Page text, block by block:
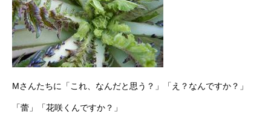
Mさんたちに「これ、なんだと思う？」「え？なんですか？」
「蕾」「花咲くんですか？」